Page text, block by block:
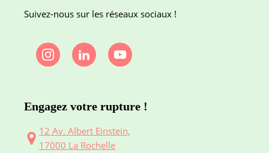
Suivez-nous sur les réseaux sociaux !
Engagez votre rupture !
12 Av. Albert Einstein,
17000 La Rochelle